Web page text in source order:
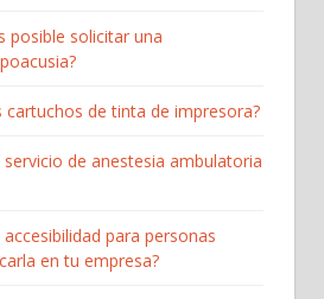
posible solicitar una
cartuchos de tinta de impresora?
servicio de anestesia ambulatoria
para personas
en tu empresa?